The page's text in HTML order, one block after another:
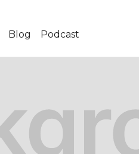
Blog Podcast